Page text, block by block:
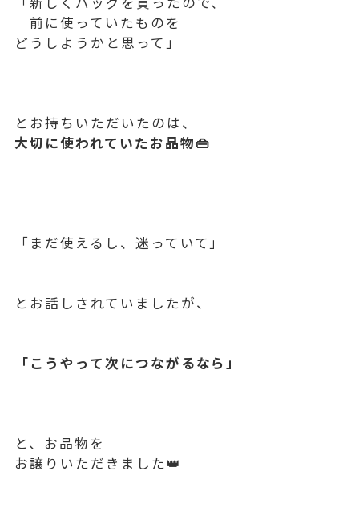
前に使っていたものを
どうしようかと思って」
とお持ちいただいたのは、
大切に使われていたお品物👜
「まだ使えるし、迷っていて」
とお話しされていましたが、
「こうやって次につながるなら」
と、お品物を
お譲りいただきました👑